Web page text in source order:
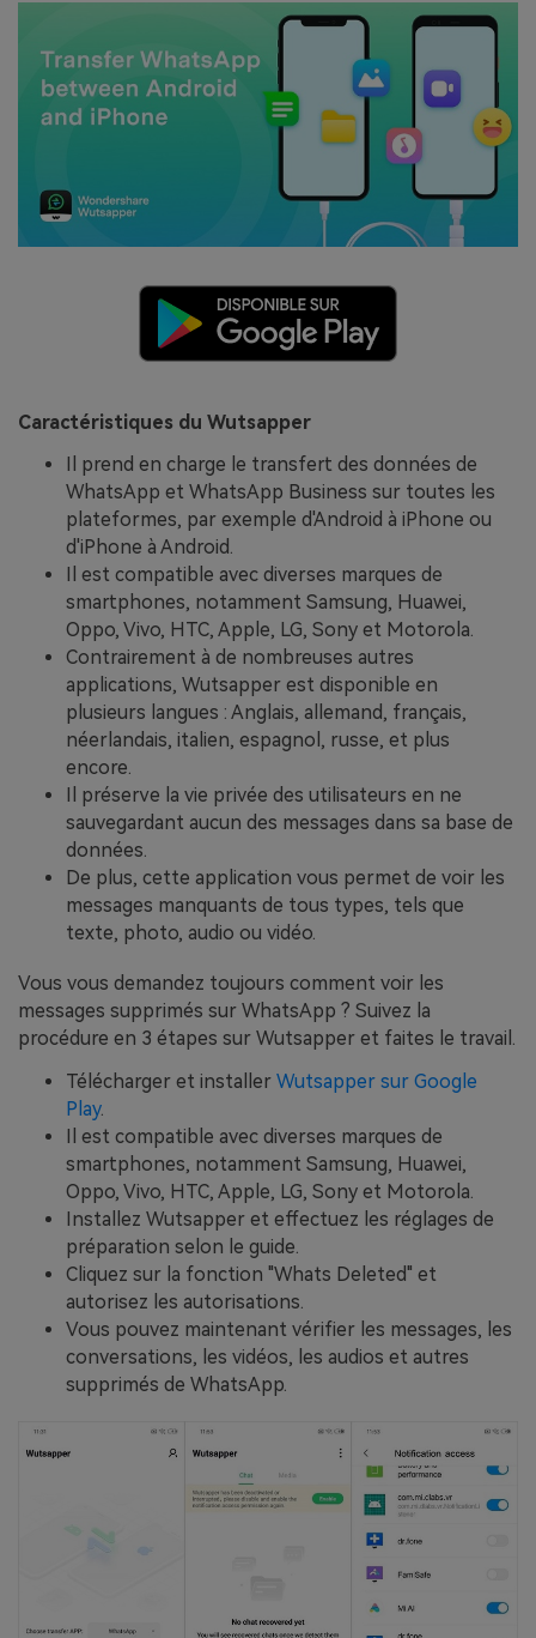
Caractéristiques du Wutsapper
Il prend en charge le transfert des données de
WhatsApp et WhatsApp Business sur toutes les
plateformes, par exemple d'Android à iPhone ou
d'iPhone à Android.
Il est compatible avec diverses marques de
smartphones, notamment Samsung, Huawei,
Oppo, Vivo, HTC, Apple, LG, Sony et Motorola.
Contrairement à de nombreuses autres
applications, Wutsapper est disponible en
plusieurs langues : Anglais, allemand, français,
néerlandais, italien, espagnol, russe, et plus
encore.
Il préserve la vie privée des utilisateurs en ne
sauvegardant aucun des messages dans sa base de
données.
De plus, cette application vous permet de voir les
messages manquants de tous types, tels que
texte, photo, audio ou vidéo.
Vous vous demandez toujours comment voir les
messages supprimés sur WhatsApp ? Suivez la
procédure en 3 étapes sur Wutsapper et faites le travail.
Télécharger et installer Wutsapper sur Google
Play.
Il est compatible avec diverses marques de
smartphones, notamment Samsung, Huawei,
Oppo, Vivo, HTC, Apple, LG, Sony et Motorola.
Installez Wutsapper et effectuez les réglages de
préparation selon le guide.
Cliquez sur la fonction "Whats Deleted" et
autorisez les autorisations.
Vous pouvez maintenant vérifier les messages, les
conversations, les vidéos, les audios et autres
supprimés de WhatsApp.